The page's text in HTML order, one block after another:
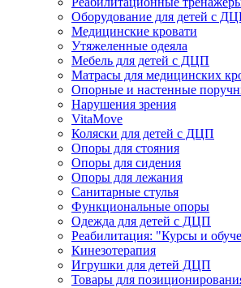
Оборудование для детей с
Медицинские кровати
Утяжеленные одеяла
Мебель для детей с ДЦП
Матрасы для медицинских
Опорные и настенные
Нарушения зрения
VitaMove
Коляски для детей с ДЦП
Опоры для стояния
Опоры для сидения
Опоры для лежания
Санитарные стулья
Функциональные опоры
Одежда для детей с ДЦП
Реабилитация: "Курсы и
Кинезотерапия
Игрушки для детей ДЦП
Товары для